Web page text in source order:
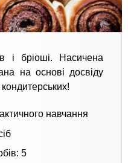
і бріоші. Насичена
на основі досвіду
кондитерських!
навчання
5